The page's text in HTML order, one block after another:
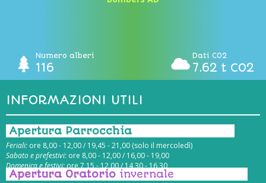
Numero alberi
116
Dati CO2
7.62 t CO2
INFORMAZIONI UTILI
Apertura Parrocchia
Feriali: ore 8,00 - 12,00 / 19,45 - 21,00 (solo il mercoledì)
Sabato e prefestivi: ore 8,00 - 12,00 / 16,00 - 19,00
Domenica e festivi:ore 7,15 - 12,00 / 14,30 - 16,30
Apertura Oratorio invernale